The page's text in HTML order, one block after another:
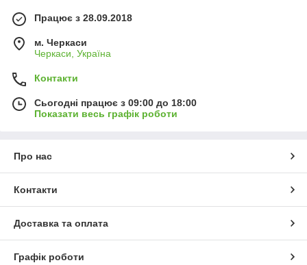
Працює з 28.09.2018
м. Черкаси
Черкаси, Україна
Контакти
Сьогодні працює з 09:00 до 18:00
Показати весь графік роботи
Про нас
Контакти
Доставка та оплата
Графік роботи